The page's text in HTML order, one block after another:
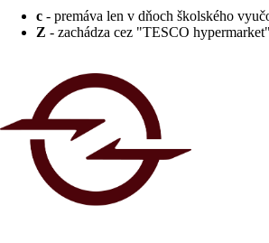
c - premáva len v dňoch školského
Z - zachádza cez "TESCO